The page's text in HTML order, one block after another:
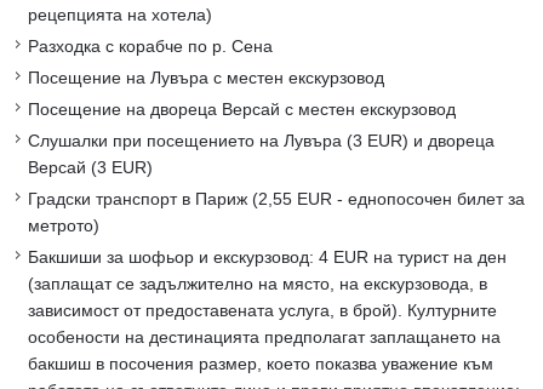
рецепцията на хотела)
Разходка с корабче по р. Сена
Посещение на Лувъра с местен екскурзовод
Посещение на двореца Версай с местен екскурзовод
Слушалки при посещението на Лувъра (3 EUR) и двореца
Версай (3 EUR)
Градски транспорт в Париж (2,55 EUR - еднопосочен билет за
метрото)
Бакшиши за шофьор и екскурзовод: 4 EUR на турист на ден
(заплащат се задължително на място, на екскурзовода, в
зависимост от предоставената услуга, в брой). Културните
особености на дестинацията предполагат заплащането на
бакшиш в посочения размер, което показва уважение към